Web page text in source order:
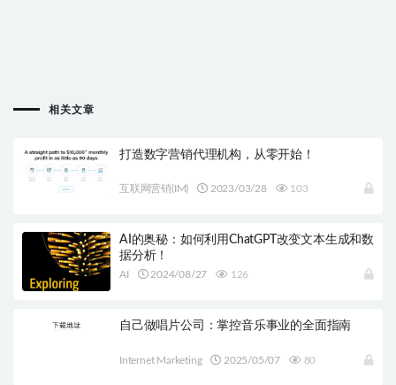
相关文章
打造数字营销代理机构，从零开始！
互联网营销(IM) 2023/03/28 103
AI的奥秘：如何利用ChatGPT改变文本生成和数
据分析！
AI 2024/08/27 126
自己做唱片公司：掌控音乐事业的全面指南
Internet Marketing 2025/05/07 80